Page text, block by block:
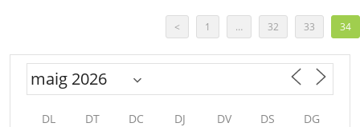
< 1 … 32 33 34
DL DT DC DJ DV DS DG